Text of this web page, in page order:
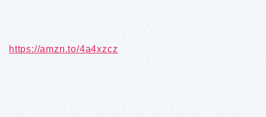
https://amzn.to/4a4xzcz